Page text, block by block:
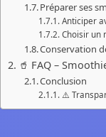
Préparer ses
Anticiper
Choisir un
Conservation
🥤 FAQ –
Conclusion
⚠️